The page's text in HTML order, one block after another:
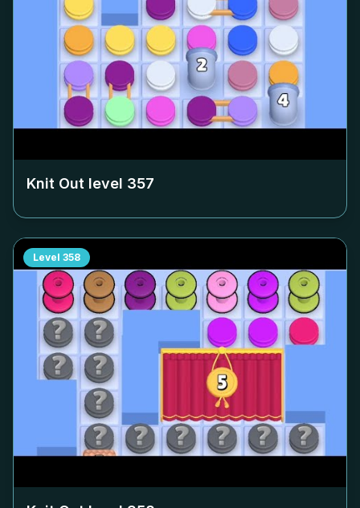
Knit Out level 357
Level 358